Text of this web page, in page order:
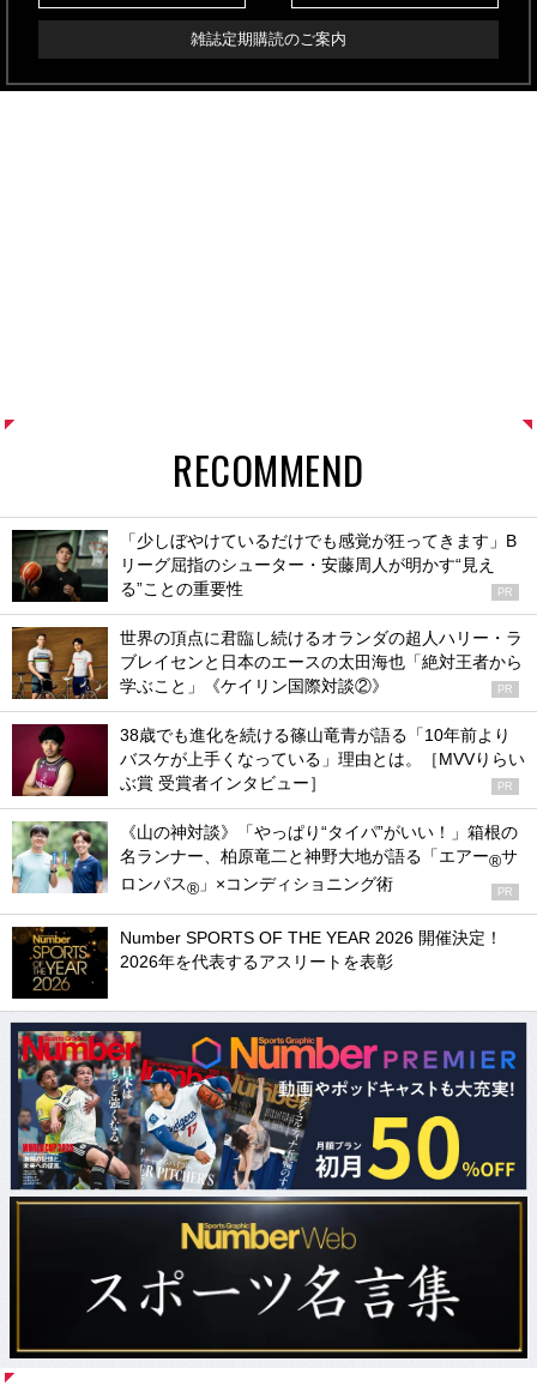
雑誌定期購読のご案内
RECOMMEND
「少しぼやけているだけでも感覚が狂ってきます」B
リーグ屈指のシューター・安藤周人が明かす“見え
る”ことの重要性
PR
世界の頂点に君臨し続けるオランダの超人ハリー・ラ
ブレイセンと日本のエースの太田海也「絶対王者から
学ぶこと」《ケイリン国際対談②》
PR
38歳でも進化を続ける篠山竜青が語る「10年前より
バスケが上手くなっている」理由とは。［MVVりらい
ぶ賞 受賞者インタビュー］
PR
《山の神対談》「やっぱり“タイパ”がいい！」箱根の
名ランナー、柏原竜二と神野大地が語る「エアー®サ
ロンパス® 」×コンディショニング術 PR
Number SPORTS OF THE YEAR 2026 開催決定！
2026年を代表するアスリートを表彰